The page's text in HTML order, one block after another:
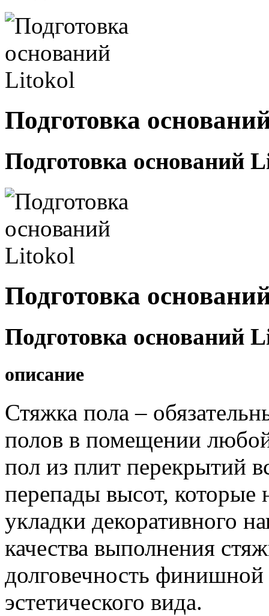
Подготовка
Подготовка оснований
Подготовка
Подготовка оснований
описание
Стяжка пола –
полов в помещении
пол из плит перекрытий
перепады высот, которые
укладки декоративного
качества выполнения
долговечность финишной
эстетического вида.